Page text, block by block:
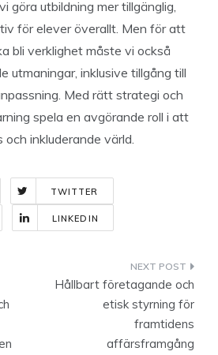
göra utbildning mer tillgänglig,
för elever överallt. Men för att
bli verklighet måste vi också
utmaningar, inklusive tillgång till
Med rätt strategi och
spela en avgörande roll i att
inkluderande värld.
TWITTER
LINKEDIN
Hållbart företagande och
etisk styrning för
framtidens
affärsframgång